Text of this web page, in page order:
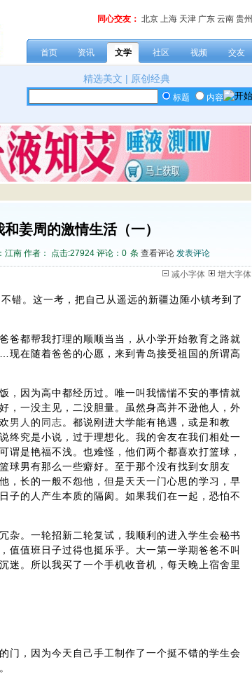
同心交友： 北京 上海 天津 广东 云南 贵州
首页 资讯 文学 社区 视频 交友
精选美文 | 原创经典
标题 内容
姜周的激情生活（一）
江南 作者： 点击:27924 评论： 0 条 查看评论 发表评论
减小字体 增大字体
错。这一考，把自己从遥远的新疆边陲小镇考到了
爸都帮我打理的顺顺当当，从小学开始教育之路就
在随着爸爸的心愿，来到青岛接受祖国的所谓高
，因为高中都经历过。唯一叫我惴惴不安的事情就
，一没主见，二没胆量。虽然身高并不逊他人，外
男人 的同志。都说刚进大学能有艳遇，或是和教
究是小说，过于理想化。我的舍友在我们相处一
谓是艳福不浅。也难怪，他们两个都喜欢打篮球，
球男有那么一些癖好。至于那个没有找到女朋友
，长的一般不怨他，但是天天一门心思的学习，早
子的人产生本质的隔阂。如果我们在一起，恐怕不
杂。一轮招新二轮复试，我顺利的进入学生会秘书
值值班日子过得也挺乐乎。大一第一学期爸爸不叫
迷。所以我买了一个手机收音机，每天晚上宿舍里
门，因为今天自己手工制作了一个挺不错的学生会